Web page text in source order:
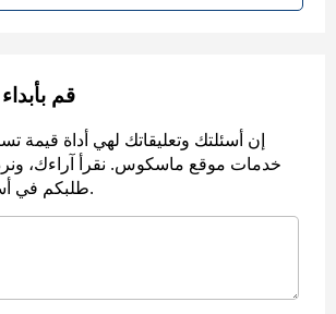
قم
إن أسئلتك وتعليقاتك لهي أداة قيمة
خدمات موقع ماسكوس. نقرأ آراءك، ونرد
طلبكم في أسرع وقت ممكن.